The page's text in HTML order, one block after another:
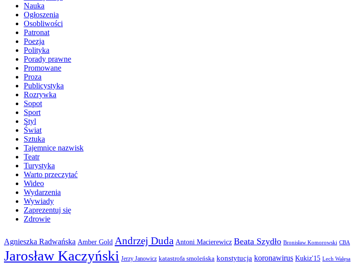
Nauka
Ogłoszenia
Osobliwości
Patronat
Poezja
Polityka
Porady prawne
Promowane
Proza
Publicystyka
Rozrywka
Sopot
Sport
Styl
Świat
Sztuka
Tajemnice nazwisk
Teatr
Turystyka
Warto przeczytać
Wideo
Wydarzenia
Wywiady
Zaprezentuj się
Zdrowie
Agnieszka Radwańska Amber Gold Andrzej Duda Antoni Macierewicz Beata Szydło Bronisław Komorowski CBA
Jarosław Kaczyński Jerzy Janowicz katastrofa smoleńska konstytucja koronawirus Kukiz'15 Lech Wałęsa